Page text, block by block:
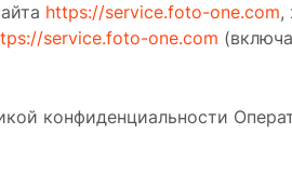
https://service.foto-one.com,
service.foto-one.com
конфиденциальности